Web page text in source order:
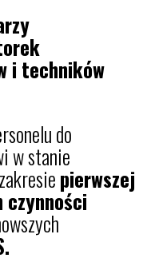
i techników
do
w stanie
pierwszej
czynności